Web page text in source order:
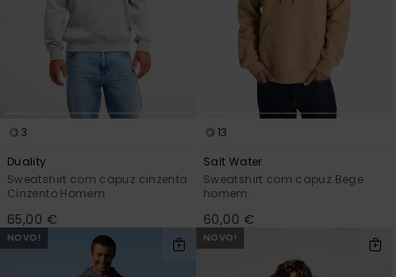
3
Duality
Sweatshirt com capuz cinzenta
Cinzento Homem
65,00 €
13
Salt Water
Sweatshirt com capuz Bege
homem
60,00 €
NOVO! NOVO!